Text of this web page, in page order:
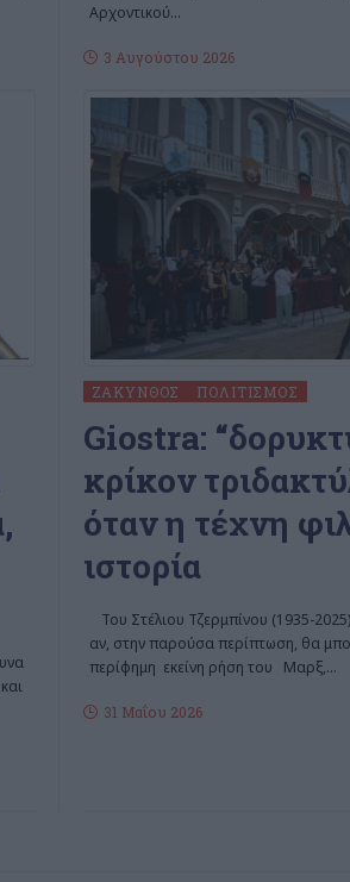
Αρχοντικού…
3 Αυγούστου 2026
ΖΆΚΥΝΘΟΣ ΠΟΛΙΤΙΣΜΌΣ
Giostra:
κρίκον
όταν η τέχνη
ιστορία
Του Στέλιου Τζερμπίνου (1935-
αν, στην παρούσα περίπτωση, θα
περίφημη εκείνη ρήση του Μαρξ,…
31 Μαΐου 2026